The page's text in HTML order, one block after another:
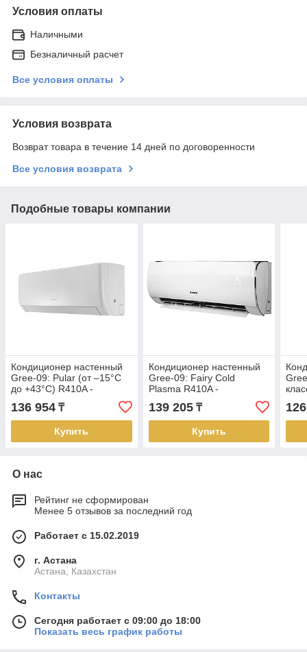
Условия оплаты
Наличными
Безналичный расчет
Все условия оплаты
Условия возврата
Возврат товара в течение 14 дней по договоренности
Все условия возврата
Подобные товары компании
Кондиционер настенный
Gree-09: Pular (от –15°С
до +43°С) R410A -
GWH09AGAXA-K3NNA1A
(без соединительной
136 954 ₸
Купить
Кондиционер настенный
Gree-09: Fairy Cold
Plasma R410A -
GWH09ACAXA-K3NNA1A
(без соединительной
инсталляции)
139 205₸
Купить
О нас
Рейтинг не сформирован
Менее 5 отзывов за последний год
Работает с 15.02.2019
г. Астана
Астана, Казахстан
Контакты
Сегодня работает с 09:00 до 18:00
Показать весь график работы